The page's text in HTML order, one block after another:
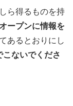
ら得るものを持
オープンに情報を
あるとおりにし
こないでくださ